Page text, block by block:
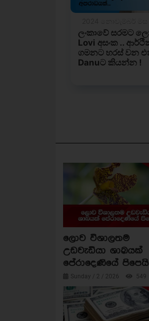
ලොව විශාලතම
උඩවැඩියා ශාඛයක්
පේරාදෙණියේ පිපෙයි
Sunday / 2 / 2026 549